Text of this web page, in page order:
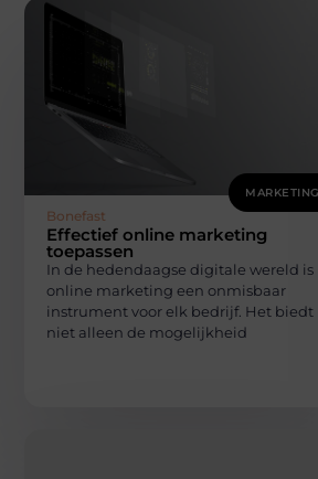
MARKETING
Bonefast
Effectief online marketing
toepassen
In de hedendaagse digitale wereld is
online marketing een onmisbaar
instrument voor elk bedrijf. Het biedt
niet alleen de mogelijkheid